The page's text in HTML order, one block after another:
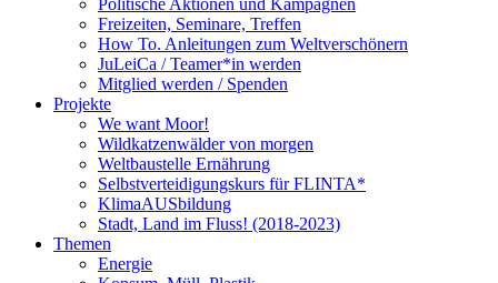
Politische Aktionen und Kampagnen
Freizeiten, Seminare, Treffen
How To. Anleitungen zum Weltverschönern
JuLeiCa / Teamer*in werden
Mitglied werden / Spenden
Projekte
We want Moor!
Wildkatzenwälder von morgen
Weltbaustelle Ernährung
Selbstverteidigungskurs für FLINTA*
KlimaAUSbildung
Stadt, Land im Fluss! (2018-2023)
Themen
Energie